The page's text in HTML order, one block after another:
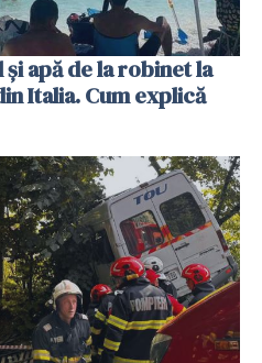
apă de la robinet la
Italia. Cum explică